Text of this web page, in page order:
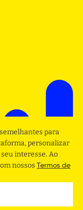
para
personalizar
interesse. Ao
nossos Termos de